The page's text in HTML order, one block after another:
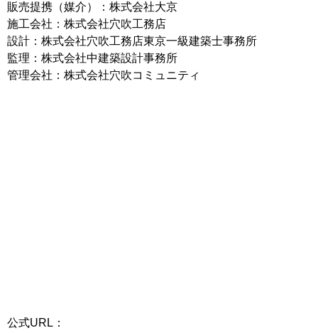
販売提携（媒介）：株式会社大京
施工会社：株式会社穴吹工務店
設計：株式会社穴吹工務店東京一級建築士事務所
監理：株式会社中建築設計事務所
管理会社：株式会社穴吹コミュニティ
公式URL：